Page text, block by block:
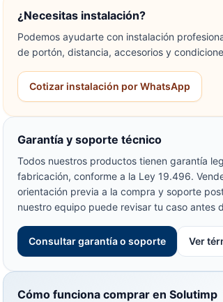
¿Necesitas instalación?
Podemos ayudarte con instalación
de portón, distancia, accesorios y
Cotizar instalación por WhatsApp
Garantía y soporte técnico
Todos nuestros productos tienen garantía
fabricación, conforme a la Ley 19.496.
orientación previa a la compra y soporte
nuestro equipo puede revisar tu caso antes
Consultar garantía o soporte Ver
Cómo funciona comprar en Solutimp